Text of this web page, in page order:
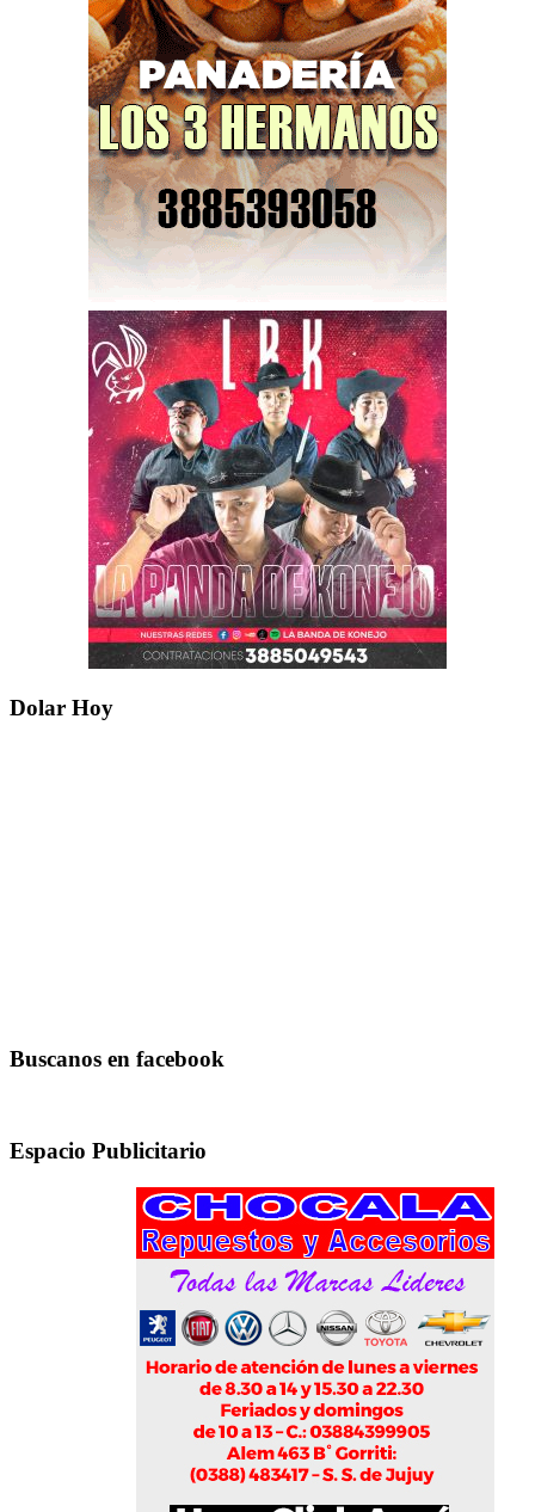
Dolar Hoy
Buscanos en facebook
Espacio Publicitario